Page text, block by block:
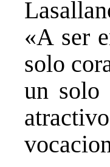
«A ser
solo
un solo